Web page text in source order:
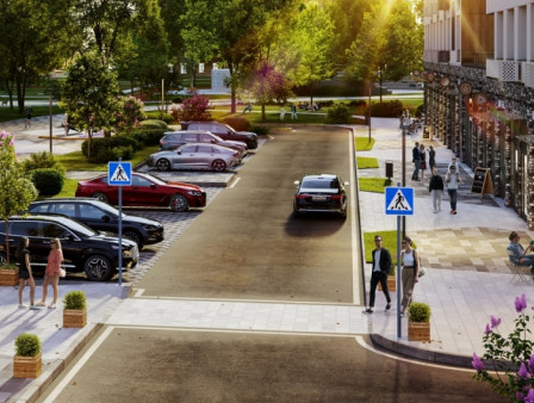
Назначение
Не указано
Размер площади (м2)
67.6
Цена за помещение
120 000 руб.
Цена за 1 кв. м
1 776 руб.
О помещении